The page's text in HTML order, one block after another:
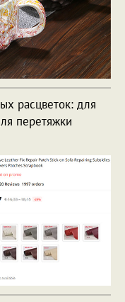
расцветок: для
перетяжки